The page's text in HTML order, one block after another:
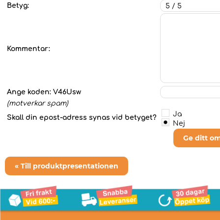
Betyg:
Kommentar:
Ange koden: V46Usw
(motverkar spam)
Skall din epost-adress synas vid betyget?
Ja
Nej
Ge ditt
« Till produktpresentationen